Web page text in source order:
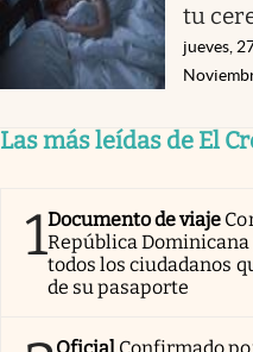
tu
jueves,
Las más leídas de El
1Documento de viaje
República
todos los ciudadanos
de su pasaporte